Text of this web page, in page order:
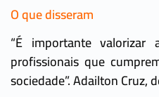
O que disseram
“É importante valorizar
profissionais que
sociedade”. Adailton Cruz,